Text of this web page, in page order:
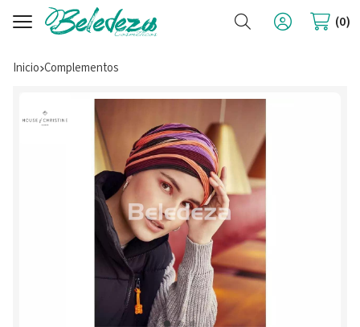
Buscar 0
Inicio complementos